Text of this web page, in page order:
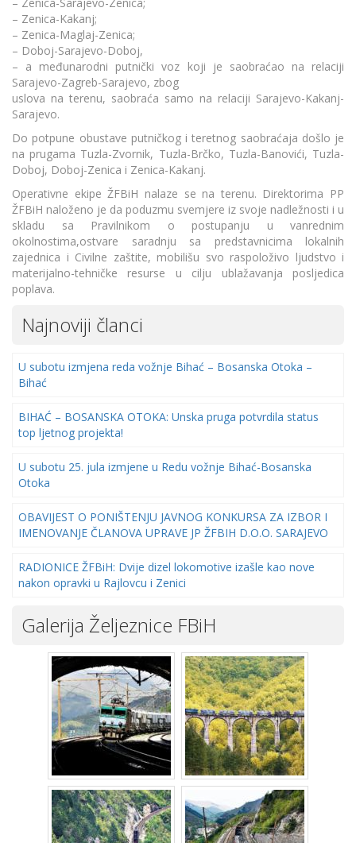
– Zenica-Kakanj;
– Zenica-Maglaj-Zenica;
– Doboj-Sarajevo-Doboj,
– a međunarodni putnički voz koji je saobraćao na relaciji
Sarajevo-Zagreb-Sarajevo, zbog
uslova na terenu, saobraća samo na relaciji Sarajevo-Kakanj-
Sarajevo.
Do potpune obustave putničkog i teretnog saobraćaja došlo je
na prugama Tuzla-Zvornik, Tuzla-Brčko, Tuzla-Banovići, Tuzla-
Doboj, Doboj-Zenica i Zenica-Kakanj.
Operativne ekipe ŽFBiH nalaze se na terenu. Direktorima PP
ŽFBiH naloženo je da poduzmu svemjere iz svoje nadležnosti i u
skladu sa Pravilnikom o postupanju u vanrednim
okolnostima,ostvare saradnju sa predstavnicima lokalnih
zajednica i Civilne zaštite, mobilišu svo raspoloživo ljudstvo i
materijalno-tehničke resurse u cilju ublažavanja posljedica
poplava.
Najnoviji članci
U subotu izmjena reda vožnje Bihać – Bosanska Otoka –
Bihać
BIHAĆ – BOSANSKA OTOKA: Unska pruga potvrdila status
top ljetnog projekta!
U subotu 25. jula izmjene u Redu vožnje Bihać-Bosanska
Otoka
OBAVIJEST O PONIŠTENJU JAVNOG KONKURSA ZA IZBOR I
IMENOVANJE ČLANOVA UPRAVE JP ŽFBIH D.O.O. SARAJEVO
RADIONICE ŽFBiH: Dvije dizel lokomotive izašle kao nove
nakon opravki u Rajlovcu i Zenici
Galerija Željeznice FBiH